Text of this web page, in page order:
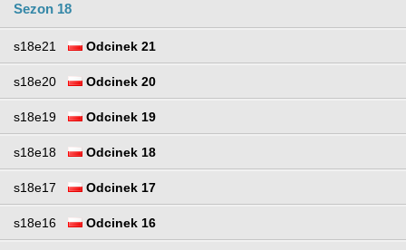
Sezon 18
s18e21 Odcinek 21
s18e20 Odcinek 20
s18e19 Odcinek 19
s18e18 Odcinek 18
s18e17 Odcinek 17
s18e16 Odcinek 16